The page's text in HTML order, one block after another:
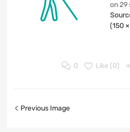
on29
(150
0 Like (0)
Previous Image